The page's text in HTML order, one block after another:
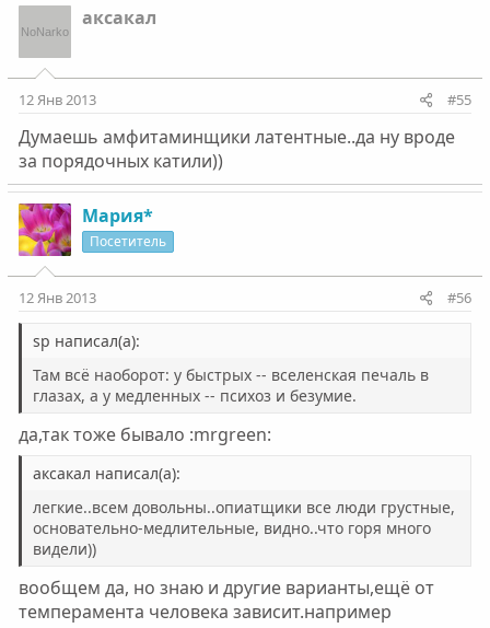
аксакал
12 Янв 2013 #55
Думаешь амфитаминщики латентные..да ну вроде
за порядочных катили))
Мария*
Посетитель
12 Янв 2013 #56
sp написал(а):
Там всё наоборот: у быстрых -- вселенская печаль в
глазах, а у медленных -- психоз и безумие.
да,так тоже бывало :mrgreen:
аксакал написал(а):
легкие..всем довольны..опиатщики все люди грустные,
основательно-медлительные, видно..что горя много
видели))
вообщем да, но знаю и другие варианты,ещё от
темперамента человека зависит.например